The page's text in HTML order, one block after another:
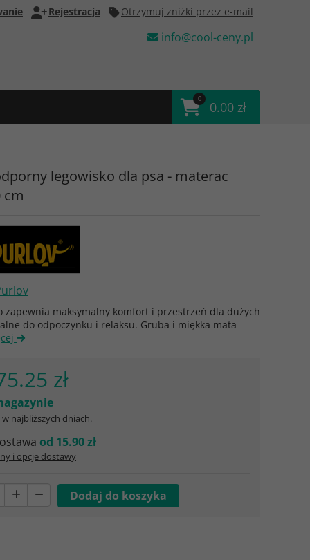
Rejestracja Otrzymuj zniżki przez e-mail
info@cool-ceny.pl
0
0.00 zł
legowisko dla psa - materac
cm
zapewnia maksymalny komfort i przestrzeń dla dużych
do odpoczynku i relaksu. Gruba i miękka mata
zł
w najbliższych dniach.
od 15.90 zł
i opcje dostawy